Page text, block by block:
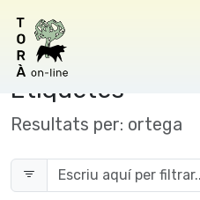
Etiquetes
Resultats per: ortega